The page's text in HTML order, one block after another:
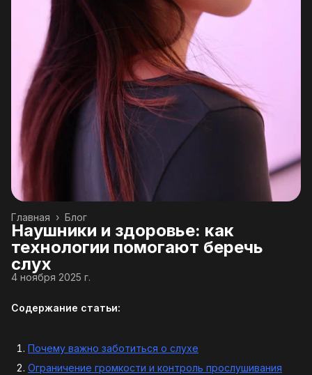
Блог
Главная ›
Наушники и здоровье: как
технологии помогают беречь
слух
4 ноября 2025 г.
Содержание статьи:
Почему важно заботиться о слухе
Ограничение громкости и контроль прослушивания